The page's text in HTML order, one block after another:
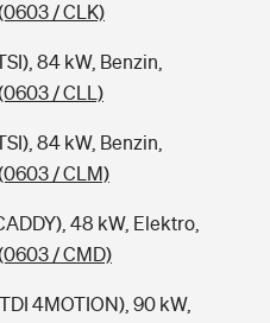
/ CLK)
84 kW, Benzin,
/ CLL)
84 kW, Benzin,
/ CLM)
48 kW, Elektro,
/ CMD)
4MOTION), 90 kW,